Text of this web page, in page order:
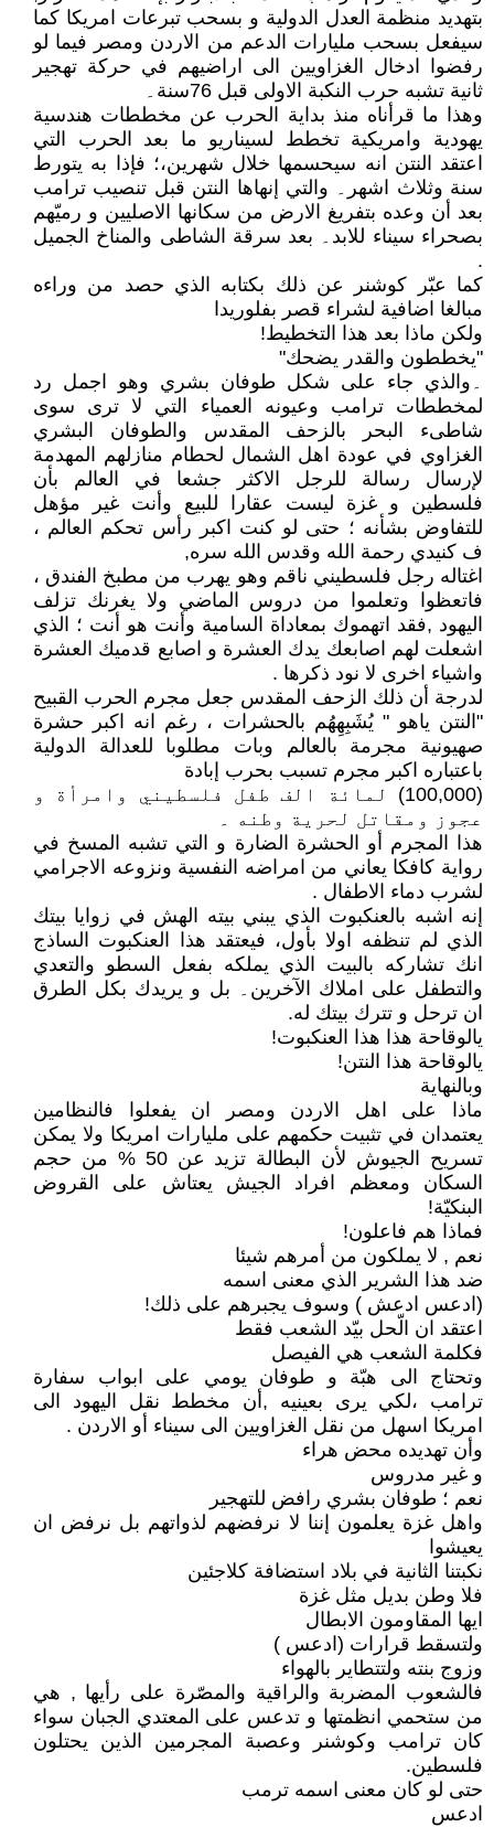
بتهديد منظمة العدل الدولية و بسحب تبرعات امريكا كما
سيفعل بسحب مليارات الدعم من الاردن ومصر فيما لو
رفضوا ادخال الغزاويين الى اراضيهم في حركة تهجير
ثانية تشبه حرب النكبة الاولى قبل 76سنة۔
وهذا ما قرأناه منذ بداية الحرب عن مخططات هندسية
يهودية وامريكية تخطط لسيناريو ما بعد الحرب التي
اعتقد النتن انه سيحسمها خلال شهرين،؛ فإذا به يتورط
سنة وثلاث اشهر۔ والتي إنهاها النتن قبل تنصيب ترامب
بعد أن وعده بتفريغ الارض من سكانها الاصليين و رميّهم
بصحراء سيناء للابد۔ بعد سرقة الشاطى والمناخ الجميل
.
كما عبّر كوشنر عن ذلك بكتابه الذي حصد من وراءه
مبالغا اضافية لشراء قصر بفلوريدا
ولكن ماذا بعد هذا التخطيط!
"يخططون والقدر يضحك"
۔والذي جاء على شكل طوفان بشري وهو اجمل رد
لمخططات ترامب وعيونه العمياء التي لا ترى سوى
شاطىء البحر بالزحف المقدس والطوفان البشري
الغزاوي في عودة اهل الشمال لحطام منازلهم المهدمة
لإرسال رسالة للرجل الاكثر جشعا في العالم بأن
فلسطين و غزة ليست عقارا للبيع وأنت غير مؤهل
للتفاوض بشأنه ؛ حتى لو كنت اكبر رأس تحكم العالم ،
ف كنيدي رحمة الله وقدس الله سره,
اغتاله رجل فلسطيني ناقم وهو يهرب من مطبخ الفندق ،
فاتعظوا وتعلموا من دروس الماضي ولا يغرنك تزلف
اليهود ,فقد اتهموك بمعاداة السامية وأنت هو أنت ؛ الذي
اشعلت لهم اصابعك يدك العشرة و اصابع قدميك العشرة
واشياء اخرى لا نود ذكرها .
لدرجة أن ذلك الزحف المقدس جعل مجرم الحرب القبيح
"النتن ياهو " يُشَبِهِهُم بالحشرات ، رغم انه اكبر حشرة
صهيونية مجرمة بالعالم وبات مطلوبا للعدالة الدولية
باعتباره اكبر مجرم تسبب بحرب إبادة
(100,000) لمائة الف طفل فلسطيني وامرأة و
عجوز ومقاتل لحرية وطنه ۔
هذا المجرم أو الحشرة الضارة و التي تشبه المسخ في
رواية كافكا يعاني من امراضه النفسية ونزوعه الاجرامي
لشرب دماء الاطفال .
إنه اشبه بالعنكبوت الذي يبني بيته الهش في زوايا بيتك
الذي لم تنظفه اولا بأول، فيعتقد هذا العنكبوت الساذج
انك تشاركه بالبيت الذي يملكه بفعل السطو والتعدي
والتطفل على املاك الآخرين۔ بل و يريدك بكل الطرق
ان ترحل و تترك بيتك له.
يالوقاحة هذا هذا العنكبوت!
يالوقاحة هذا النتن!
وبالنهاية
ماذا على اهل الاردن ومصر ان يفعلوا فالنظامين
يعتمدان في تثبيت حكمهم على مليارات امريكا ولا يمكن
تسريح الجيوش لأن البطالة تزيد عن 50 % من حجم
السكان ومعظم افراد الجيش يعتاش على القروض
البنكيّة!
فماذا هم فاعلون!
نعم , لا يملكون من أمرهم شيئا
ضد هذا الشرير الذي معنى اسمه
(ادعس ادعش ) وسوف يجبرهم على ذلك!
اعتقد ان الّحل بيّد الشعب فقط
فكلمة الشعب هي الفيصل
وتحتاج الى هبّة و طوفان يومي على ابواب سفارة
ترامب ،لكي يرى بعينيه ,أن مخطط نقل اليهود الى
امريكا اسهل من نقل الغزاويين الى سيناء أو الاردن .
وأن تهديده محض هراء
و غير مدروس
نعم ؛ طوفان بشري رافض للتهجير
واهل غزة يعلمون إننا لا نرفضهم لذواتهم بل نرفض ان
يعيشوا
نكبتنا الثانية في بلاد استضافة كلاجئين
فلا وطن بديل مثل غزة
ايها المقاومون الابطال
ولتسقط قرارات (ادعس )
وزوج بنته ولتتطاير بالهواء
فالشعوب المضربة والراقية والمصّرة على رأيها , هي
من ستحمي انظمتها و تدعس على المعتدي الجبان سواء
كان ترامب وكوشنر وعصبة المجرمين الذين يحتلون
فلسطين.
حتى لو كان معنى اسمه ترمب
ادعس